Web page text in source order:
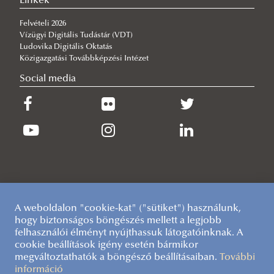
A Kari Tanács 2017. évi határozatai
Hoffmann Imre
Knézy Péter
2023
Varga Antal
2024
Szűcs István Róbert
Felvételi 2026
Vízügyi Digitális Tudástár (VDT)
Ludovika Digitális Oktatás
Közigazgatási Továbbképzési Intézet
Social media
A weboldalon "cookie-kat" ("sütiket") használunk,
hogy biztonságos böngészés mellett a legjobb
felhasználói élményt nyújthassuk látogatóinknak. A
cookie beállítások igény esetén bármikor
megváltoztathatók a böngésző beállításaiban.
További
információ